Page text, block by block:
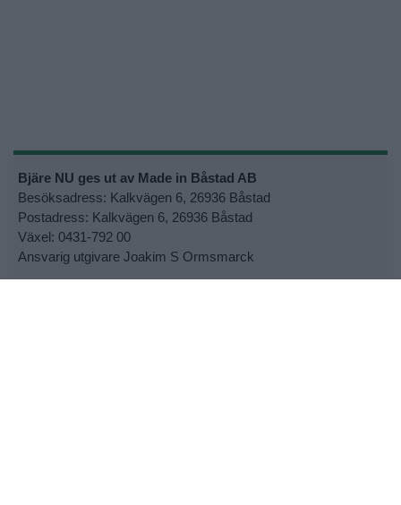
Bjäre NU ges ut av Made in Båstad AB
Besöksadress: Kalkvägen 6, 26936 Båstad
Postadress: Kalkvägen 6, 26936 Båstad
Växel: 0431-792 00
Ansvarig utgivare Joakim S Ormsmarck